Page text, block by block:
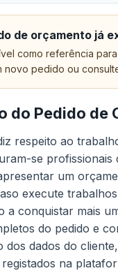
de orçamento já
como referência
novo pedido ou
do Pedido de
respeito ao
se profissionais
um
execute
a conquistar mais
do pedido e
dos dados do
na